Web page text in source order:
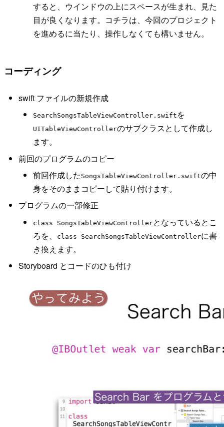
すると、ウインドウの上にスペースが生まれ、見た
目が良くなります。コチラは、今回のプロジェクト
を進めるに当たり、操作しなくても構いません。
コーディング
swift ファイルの新規作成
SearchSongsTableViewController.swift を
UITableViewControllerのサブクラスとして作成し
ます。
前回のプログラムのコピー
前回作成した SongsTableViewController.swiftの中
身をそのままコピーして貼り付けます。
プログラムの一部修正
class SongsTableViewControllerとなっているとこ
ろを、
class SearchSongsTableViewControllerに書
き換えます。
Storyboard とコードのひも付け